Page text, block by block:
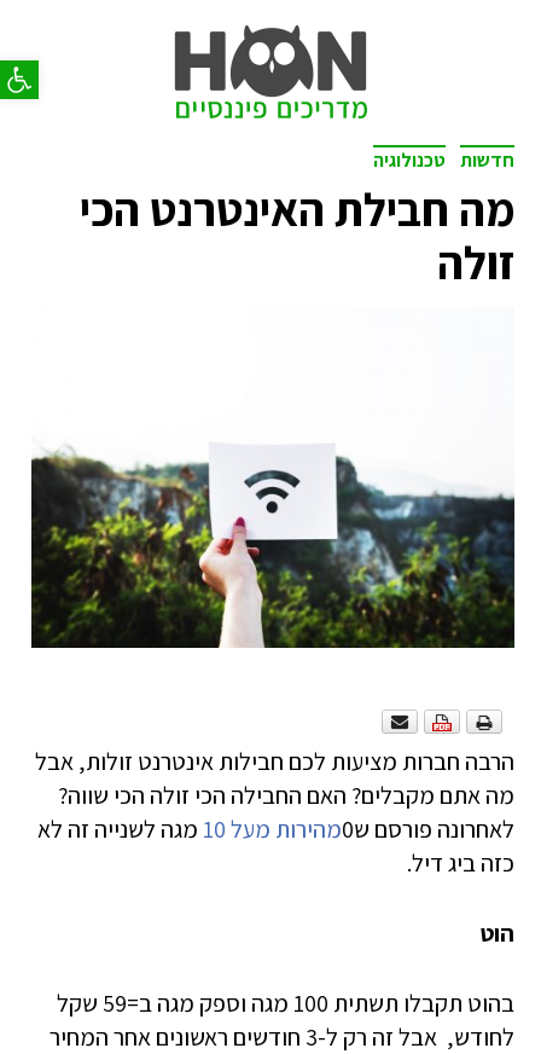
פתח
חדשות טכנולוגיה
מה חבילת האינטרנט הכי
זולה
הרבה חברות מציעות לכם חבילות אינטרנט זולות, אבל
מה אתם מקבלים? האם החבילה הכי זולה הכי שווה?
לאחרונה פורסם ש מהירות מעל 10
0 מגה לשנייה זה לא
כזה ביג דיל.
הוט
בהוט תקבלו תשתית 100 מגה וספק מגה ב=59 שקל
לחודש, אבל זה רק ל-3 חודשים ראשונים אחר המחיר